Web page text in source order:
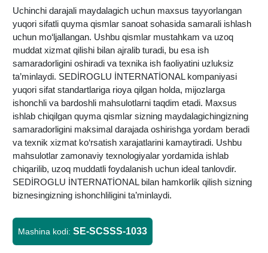
Uchinchi darajali maydalagich uchun maxsus tayyorlangan
yuqori sifatli quyma qismlar sanoat sohasida samarali ishlash
uchun mo‘ljallangan. Ushbu qismlar mustahkam va uzoq
muddat xizmat qilishi bilan ajralib turadi, bu esa ish
samaradorligini oshiradi va texnika ish faoliyatini uzluksiz
ta’minlaydi. SEDİROGLU İNTERNATİONAL kompaniyasi
yuqori sifat standartlariga rioya qilgan holda, mijozlarga
ishonchli va bardoshli mahsulotlarni taqdim etadi. Maxsus
ishlab chiqilgan quyma qismlar sizning maydalagichingizning
samaradorligini maksimal darajada oshirishga yordam beradi
va texnik xizmat ko‘rsatish xarajatlarini kamaytiradi. Ushbu
mahsulotlar zamonaviy texnologiyalar yordamida ishlab
chiqarilib, uzoq muddatli foydalanish uchun ideal tanlovdir.
SEDİROGLU İNTERNATİONAL bilan hamkorlik qilish sizning
biznesingizning ishonchliligini ta’minlaydi.
Mashina kodi: SE-SCSSS-1033